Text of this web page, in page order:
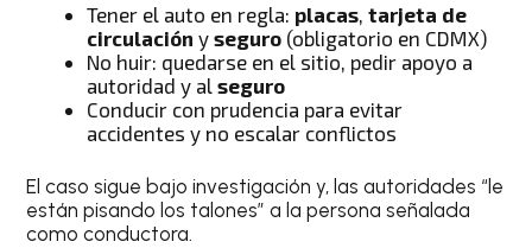
Tener el auto en regla: placas ,tarjeta de
circulación yseguro (obligatorio en CDMX)
No huir: quedarse en el sitio, pedir apoyo a
autoridad y alseguro
Conducir con prudencia para evitar
accidentes y no escalar conflictos
El caso sigue bajo investigación y, las autoridades “le
están pisando los talones” a la persona señalada
como conductora.